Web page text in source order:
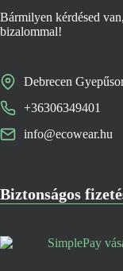
Bármilyen kérdésed
bizalommal!
Debrecen
+36306349401
info@ecowear.hu
Biztonságos